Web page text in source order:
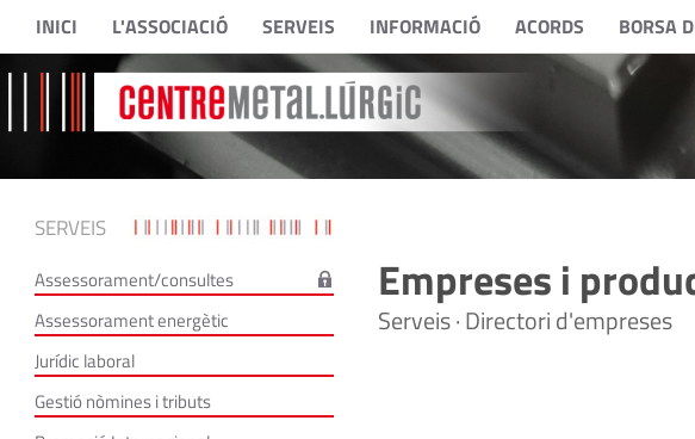
INICI L'ASSOCIACIÓ SERVEIS INFORMACIÓ ACORDS BORSA
SERVEIS
Assessorament/consultes
Assessorament energètic
Jurídic laboral
Gestió nòmines i tributs
Empreses i
Serveis · Directori d'empreses